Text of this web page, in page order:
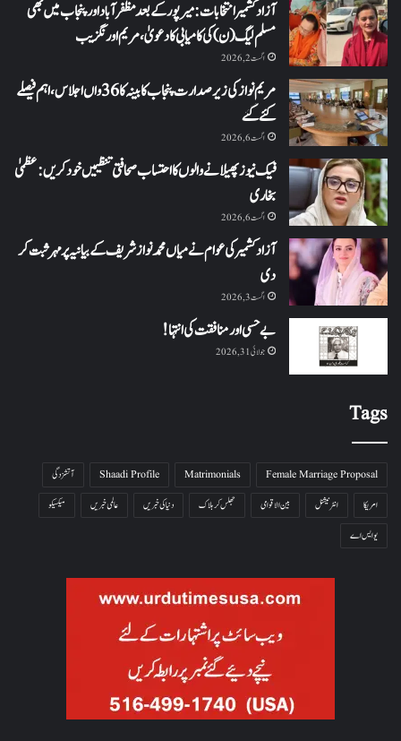
آزاد کشمیر انتخابات: میرپور کے بعد مظفرآباد اور پنجاب میں بھی
مسلم لیگ (ن) کی کامیابی کا دعویٰ، مریم اورنگزیب
اگست 2, 2026
مریم نواز کی زیر صدارت پنجاب کابینہ کا 36واں اجلاس،اہم فیصلے
کئے گئے
اگست 6, 2026
فیک نیوز پھیلانے والوں کا احتساب صحافتی تنظیمیں خود کریں: عظمیٰ
بخاری
اگست 6, 2026
آزاد کشمیر کی عوام نے میاں محمد نواز شریف کے بیانیہ پر مہر ثبت کر
دی
اگست 3, 2026
بے حسی اور منافقت کی انتہا !
جولائی 31, 2026
Tags
Female Marriage Proposal
Matrimonials
Shaadi Profile
آتشزدگی
امریکا
انٹرنیشنل بین الاقوامی جھلس کر ہلاک دنیا کی خبریں عالمی خبریں
میکسیکو
یو ایس اے